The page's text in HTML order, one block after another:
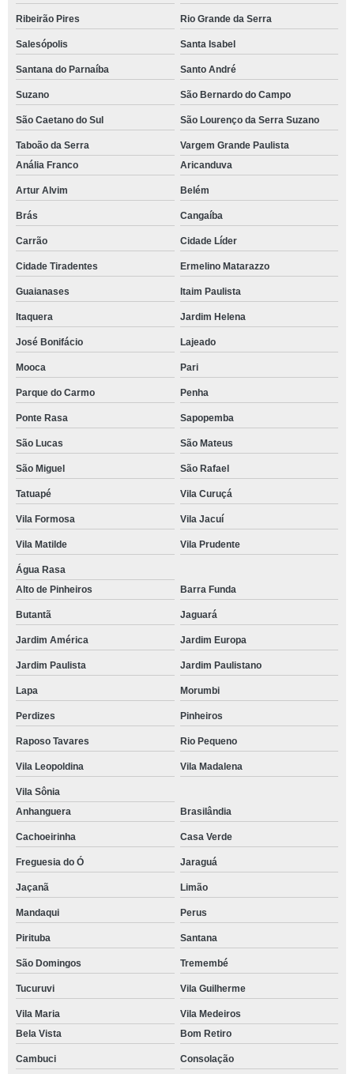
Ribeirão Pires Rio Grande da Serra
Salesópolis Santa Isabel
Santana do Parnaíba Santo André
Suzano São Bernardo do Campo
São Caetano do Sul São Lourenço da Serra Suzano
Taboão da Serra
Vargem Grande Paulista
Anália Franco
Aricanduva
Artur Alvim Belém
Brás Cangaíba
Carrão Cidade Líder
Cidade Tiradentes Ermelino Matarazzo
Guaianases Itaim Paulista
Itaquera Jardim Helena
José Bonifácio Lajeado
Mooca Pari
Parque do Carmo Penha
Ponte Rasa Sapopemba
São Lucas São Mateus
São Miguel São Rafael
Tatuapé Vila Curuçá
Vila Formosa Vila Jacuí
Vila Matilde Vila Prudente
Água Rasa
Alto de Pinheiros
Barra Funda
Butantã Jaguará
Jardim América Jardim Europa
Jardim Paulista Jardim Paulistano
Lapa Morumbi
Perdizes Pinheiros
Raposo Tavares Rio Pequeno
Vila Leopoldina Vila Madalena
Vila Sônia
Anhanguera
Brasilândia
Cachoeirinha Casa Verde
Freguesia do Ó Jaraguá
Jaçanã Limão
Mandaqui Perus
Pirituba Santana
São Domingos Tremembé
Tucuruvi Vila Guilherme
Vila Maria
Vila Medeiros
Bela Vista
Bom Retiro
Cambuci Consolação